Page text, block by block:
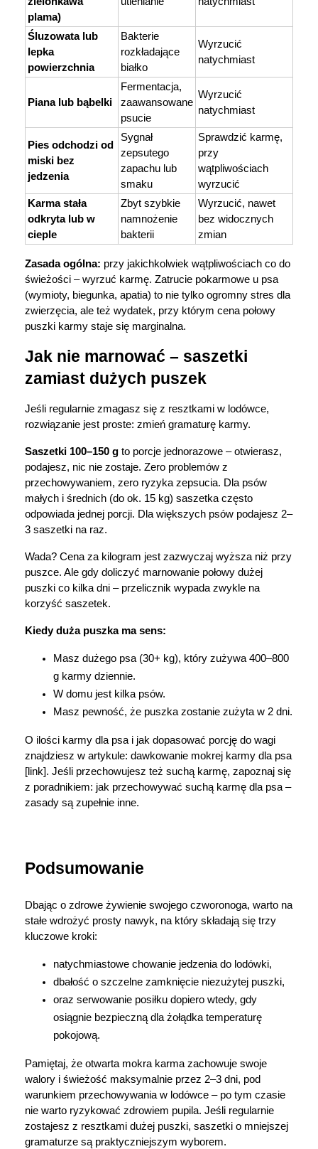
plama)
Śluzowata lub
lepka
powierzchnia
Bakterie
rozkładające
białko
Wyrzucić
natychmiast
Piana lub bąbelki
Fermentacja,
zaawansowane
psucie
Wyrzucić
natychmiast
Pies odchodzi od
miski bez
jedzenia
Sygnał
zepsutego
zapachu lub
smaku
Sprawdzić karmę,
przy
wątpliwościach
wyrzucić
Karma stała
odkryta lub w
cieple
Zbyt szybkie
namnożenie
bakterii
Wyrzucić, nawet
bez widocznych
zmian
Zasada ogólna: przy jakichkolwiek wątpliwościach co do
świeżości – wyrzuć karmę. Zatrucie pokarmowe u psa
(wymioty, biegunka, apatia) to nie tylko ogromny stres dla
zwierzęcia, ale też wydatek, przy którym cena połowy
puszki karmy staje się marginalna.
Jak nie marnować – saszetki
zamiast dużych puszek
Jeśli regularnie zmagasz się z resztkami w lodówce,
rozwiązanie jest proste: zmień gramaturę karmy.
Saszetki 100–150 g to porcje jednorazowe – otwierasz,
podajesz, nic nie zostaje. Zero problemów z
przechowywaniem, zero ryzyka zepsucia. Dla psów
małych i średnich (do ok. 15 kg) saszetka często
odpowiada jednej porcji. Dla większych psów podajesz 2–
3 saszetki na raz.
Wada? Cena za kilogram jest zazwyczaj wyższa niż przy
puszce. Ale gdy doliczyć marnowanie połowy dużej
puszki co kilka dni – przelicznik wypada zwykle na
korzyść saszetek.
Kiedy duża puszka ma sens:
Masz dużego psa (30+ kg), który zużywa 400–800
g karmy dziennie.
W domu jest kilka psów.
Masz pewność, że puszka zostanie zużyta w 2 dni.
O ilości karmy dla psa i jak dopasować porcję do wagi
znajdziesz w artykule: dawkowanie mokrej karmy dla psa
[link]. Jeśli przechowujesz też suchą karmę, zapoznaj się
z poradnikiem: jak przechowywać suchą karmę dla psa –
zasady są zupełnie inne.
Podsumowanie
Dbając o zdrowe żywienie swojego czworonoga, warto na
stałe wdrożyć prosty nawyk, na który składają się trzy
kluczowe kroki:
natychmiastowe chowanie jedzenia do lodówki,
dbałość o szczelne zamknięcie niezużytej puszki,
oraz serwowanie posiłku dopiero wtedy, gdy
osiągnie bezpieczną dla żołądka temperaturę
pokojową.
Pamiętaj, że otwarta mokra karma zachowuje swoje
walory i świeżość maksymalnie przez 2–3 dni, pod
warunkiem przechowywania w lodówce – po tym czasie
nie warto ryzykować zdrowiem pupila. Jeśli regularnie
zostajesz z resztkami dużej puszki, saszetki o mniejszej
gramaturze są praktyczniejszym wyborem.